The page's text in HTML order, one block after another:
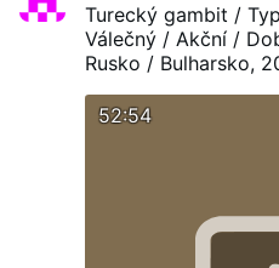
Turecký gambit /
Válečný / Akční /
Rusko / Bulharsko,
52:54